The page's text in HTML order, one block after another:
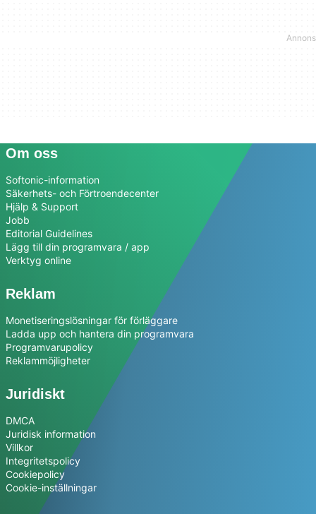
Om oss
Softonic-information
Säkerhets- och Förtroendecenter
Hjälp & Support
Jobb
Editorial Guidelines
Lägg till din programvara / app
Verktyg online
Reklam
Monetiseringslösningar för förläggare
Ladda upp och hantera din programvara
Programvarupolicy
Reklammöjligheter
Juridiskt
DMCA
Juridisk information
Villkor
Integritetspolicy
Cookiepolicy
Cookie-inställningar